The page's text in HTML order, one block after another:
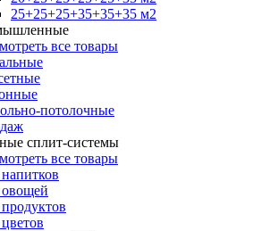
25+25+25+35+35+35 м2
все товары
потолочные
сплит-системы
все товары